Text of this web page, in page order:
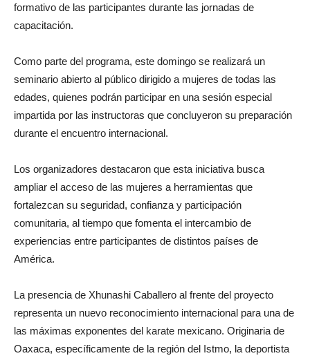
formativo de las participantes durante las jornadas de
capacitación.
Como parte del programa, este domingo se realizará un
seminario abierto al público dirigido a mujeres de todas las
edades, quienes podrán participar en una sesión especial
impartida por las instructoras que concluyeron su preparación
durante el encuentro internacional.
Los organizadores destacaron que esta iniciativa busca
ampliar el acceso de las mujeres a herramientas que
fortalezcan su seguridad, confianza y participación
comunitaria, al tiempo que fomenta el intercambio de
experiencias entre participantes de distintos países de
América.
La presencia de Xhunashi Caballero al frente del proyecto
representa un nuevo reconocimiento internacional para una de
las máximas exponentes del karate mexicano. Originaria de
Oaxaca, específicamente de la región del Istmo, la deportista